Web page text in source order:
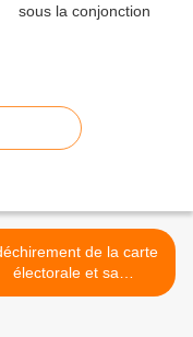
de la carte
électorale et sa
sur l'échiquier